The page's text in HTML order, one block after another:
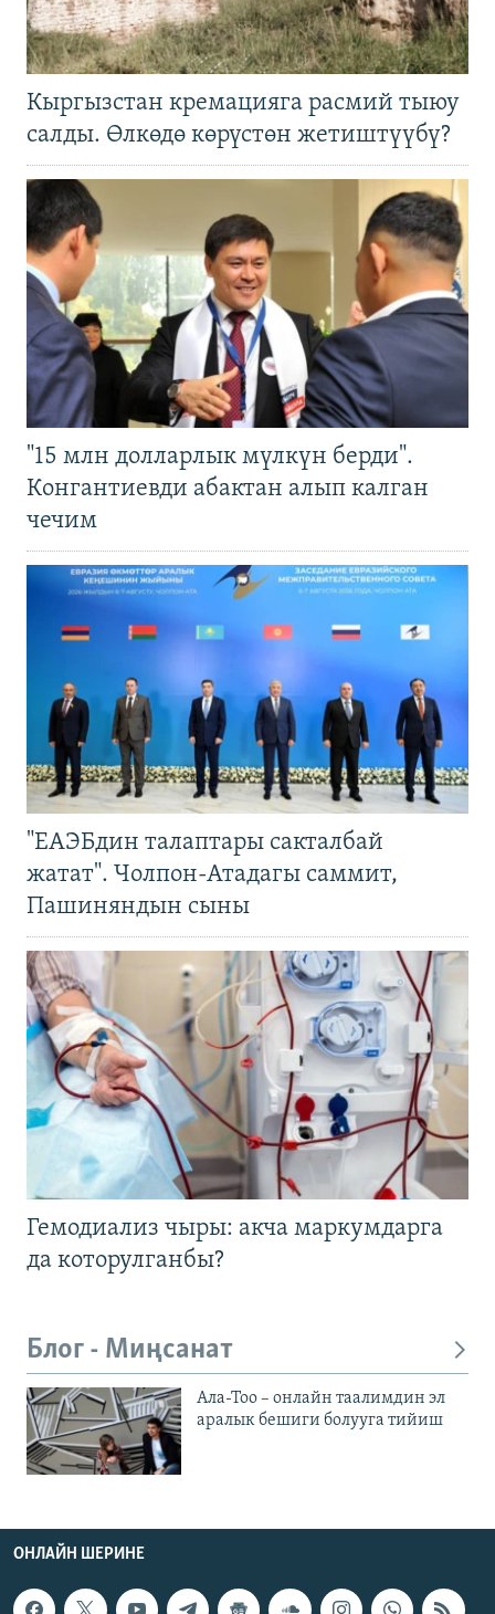
Кыргызстан кремацияга расмий тыюу
салды. Өлкөдө көрүстөн жетиштүүбү?
"15 млн долларлык мүлкүн берди".
Конгантиевди абактан алып калган
чечим
"ЕАЭБдин талаптары сакталбай
жатат". Чолпон-Атадагы саммит,
Пашиняндын сыны
Гемодиализ чыры: акча маркумдарга
да которулганбы?
Блог - Миңсанат
Ала-Тоо – онлайн таалимдин эл
аралык бешиги болууга тийиш
ОНЛАЙН ШЕРИНЕ